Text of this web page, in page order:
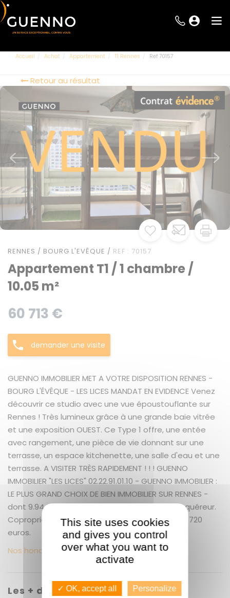
Accueil Achat Appartement T1 Rennes Ref 70157
Retour au résultat
RENNES / BOURG L'EVÊQUE / REF : 70157
Appartement T1 / 1 chambre /
10.05 m²
60 713 €
demander une visite
GUENNO IMMOBILIER MET A VOTRE DISPOSITION RENNES -
BOURG L'ÉVÊQUE - LES LICES MANDAT EN EVIDENCE Venez
découvrir ce studio avec une vue époustouflante sur
Rennes ! Très lumineux grâce à une grande baie vitrée
et une exposition OUEST. Ce Type 1 offre, une entée
avec rangement, une pièce de vie donnant sur une
terrasse, un espace kitchenette, une salle d'eau et une
terrasse. A VISITER TRÈS RAPIDEMENT ! ! ! GUENNO
IMMOBILIER "LES LICES" 02.22.91.01.10 - GUENNO IMMOBILIER :
LE PLUS GRAND CHOIX DE BIEN IMMOBILIER SUR RENNES -
dont 9.94 % honoraires TTC à la charge de l'acquéreur.
Copropriété de 200 lots (). Charges annuelles : 720
euros.
Nos honoraires
Les + du bien
This site uses cookies
and gives you control
over what you want to
activate
✓ OK, accept all Personalize